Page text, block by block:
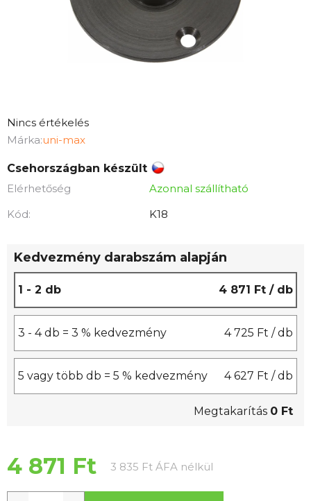
A
termék
értékelése
5-
ből
Nincs értékelés
Márka:uni-max
Csehországban készült
Elérhetőség
Azonnal szállítható
Kód:
K18
Kedvezmény darabszám alapján
1 - 2 db 4 871 Ft / db
3 - 4 db = 3 % kedvezmény 4 725 Ft / db
5 vagy több db = 5 % kedvezmény 4 627 Ft / db
Megtakarítás 0 Ft
4 871 Ft 3 835 Ft ÁFA nélkül